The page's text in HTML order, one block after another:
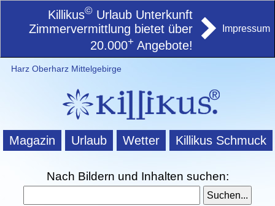
Killikus© Urlaub Unterkunft
Zimmervermittlung bietet über
20.000+ Angebote!
Impressum
Harz Oberharz Mittelgebirge
Magazin Urlaub Wetter Killikus Schmuck
Nach Bildern und Inhalten suchen: